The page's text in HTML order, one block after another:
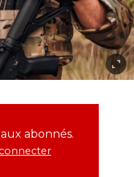
abonnés.